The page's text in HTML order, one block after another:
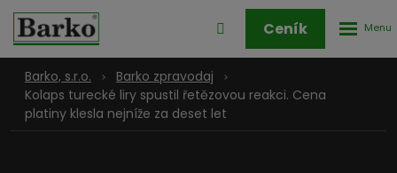
Přihlášení
zóny
Ceník
Barko, s.r.o.
Barko zpravodaj
Kolaps turecké liry spustil řetězovou reakci. Cena
platiny klesla nejníže za deset let